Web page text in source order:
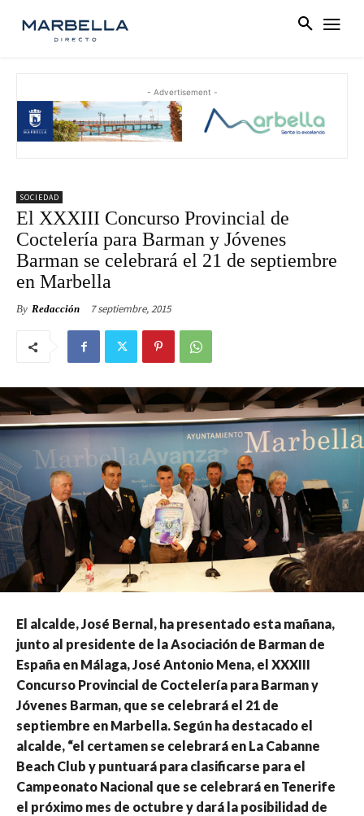
- Advertisement -
SOCIEDAD
El XXXIII Concurso Provincial de
Coctelería para Barman y Jóvenes
Barman se celebrará el 21 de septiembre
en Marbella
By Redacción 7 septiembre, 2015
El alcalde, José Bernal, ha presentado esta mañana,
junto al presidente de la Asociación de Barman de
España en Málaga, José Antonio Mena, el XXXIII
Concurso Provincial de Coctelería para Barman y
Jóvenes Barman, que se celebrará el 21 de
septiembre en Marbella. Según ha destacado el
alcalde, “el certamen se celebrará en La Cabanne
Beach Club y puntuará para clasificarse para el
Campeonato Nacional que se celebrará en Tenerife
el próximo mes de octubre y dará la posibilidad de